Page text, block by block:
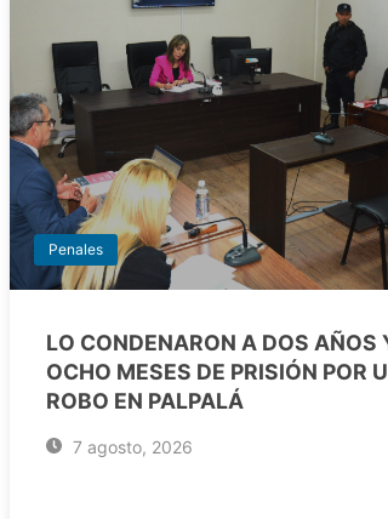
Penales
LO CONDENARON A DOS AÑOS
OCHO MESES DE PRISIÓN POR
ROBO EN PALPALÁ
7 agosto, 2026